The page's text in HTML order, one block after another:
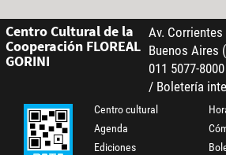
Centro Cultural de la
Cooperación FLOREAL
GORINI
Av. Corrientes
Buenos Aires
011 5077-
/ Boletería
Centro cultural
Agenda
Ediciones